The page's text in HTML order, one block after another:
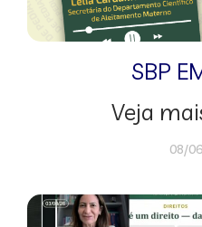
SBP
Veja
08/